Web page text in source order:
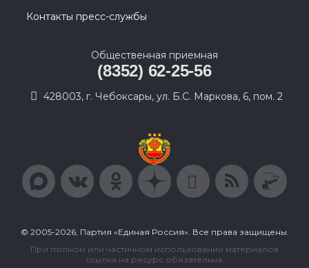
Контакты пресс-службы
Общественная приемная
(8352) 62-25-56
428003, г. Чебоксары, ул. Б.С. Маркова, 6, пом. 2
© 2005-2026, Партия «Единая Россия». Все права защищены.
При полном или частичном использовании материалов
ссылка на ресурс обязательна.